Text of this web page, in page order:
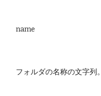
name
フォルダの名称の文字列。